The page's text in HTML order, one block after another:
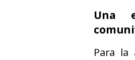
Una
Para la